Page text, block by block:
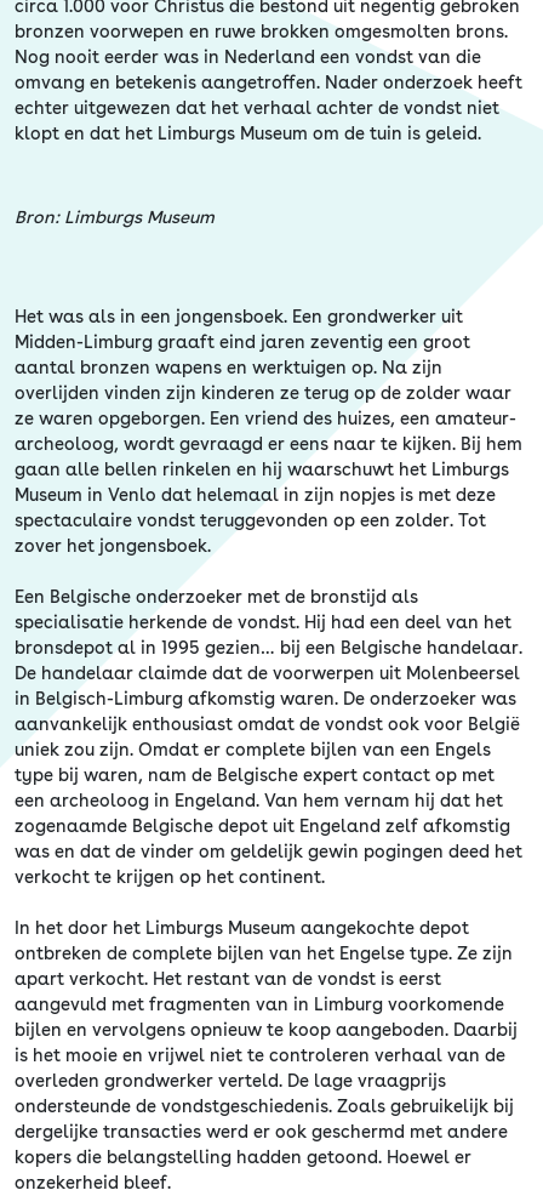
circa 1.000 voor Christus die bestond uit negentig gebroken
bronzen voorwepen en ruwe brokken omgesmolten brons.
Nog nooit eerder was in Nederland een vondst van die
omvang en betekenis aangetroffen. Nader onderzoek heeft
echter uitgewezen dat het verhaal achter de vondst niet
klopt en dat het Limburgs Museum om de tuin is geleid.
Bron: Limburgs Museum
Het was als in een jongensboek. Een grondwerker uit
Midden-Limburg graaft eind jaren zeventig een groot
aantal bronzen wapens en werktuigen op. Na zijn
overlijden vinden zijn kinderen ze terug op de zolder waar
ze waren opgeborgen. Een vriend des huizes, een amateur-
archeoloog, wordt gevraagd er eens naar te kijken. Bij hem
gaan alle bellen rinkelen en hij waarschuwt het Limburgs
Museum in Venlo dat helemaal in zijn nopjes is met deze
spectaculaire vondst teruggevonden op een zolder. Tot
zover het jongensboek.
Een Belgische onderzoeker met de bronstijd als
specialisatie herkende de vondst. Hij had een deel van het
bronsdepot al in 1995 gezien… bij een Belgische handelaar.
De handelaar claimde dat de voorwerpen uit Molenbeersel
in Belgisch-Limburg afkomstig waren. De onderzoeker was
aanvankelijk enthousiast omdat de vondst ook voor België
uniek zou zijn. Omdat er complete bijlen van een Engels
type bij waren, nam de Belgische expert contact op met
een archeoloog in Engeland. Van hem vernam hij dat het
zogenaamde Belgische depot uit Engeland zelf afkomstig
was en dat de vinder om geldelijk gewin pogingen deed het
verkocht te krijgen op het continent.
In het door het Limburgs Museum aangekochte depot
ontbreken de complete bijlen van het Engelse type. Ze zijn
apart verkocht. Het restant van de vondst is eerst
aangevuld met fragmenten van in Limburg voorkomende
bijlen en vervolgens opnieuw te koop aangeboden. Daarbij
is het mooie en vrijwel niet te controleren verhaal van de
overleden grondwerker verteld. De lage vraagprijs
ondersteunde de vondstgeschiedenis. Zoals gebruikelijk bij
dergelijke transacties werd er ook geschermd met andere
kopers die belangstelling hadden getoond. Hoewel er
onzekerheid bleef.